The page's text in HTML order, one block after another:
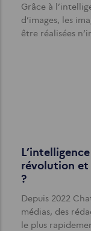
Grâce à
d’images, les
être réalisées
révolution et
?
Depuis 2022
médias, des
le plus